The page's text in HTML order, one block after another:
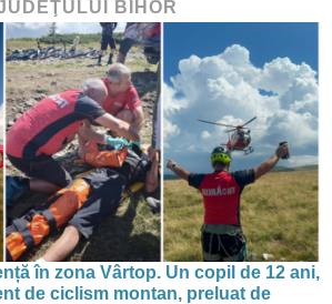
BIHOR
în zona Vârtop. Un copil de 12 ani,
de ciclism montan, preluat de